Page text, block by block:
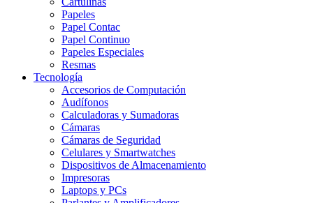
Papeles
Papel Contac
Papel Continuo
Papeles Especiales
Resmas
Tecnología
Accesorios de Computación
Audífonos
Calculadoras y Sumadoras
Cámaras
Cámaras de Seguridad
Celulares y Smartwatches
Dispositivos de Almacenamiento
Impresoras
Laptops y PCs